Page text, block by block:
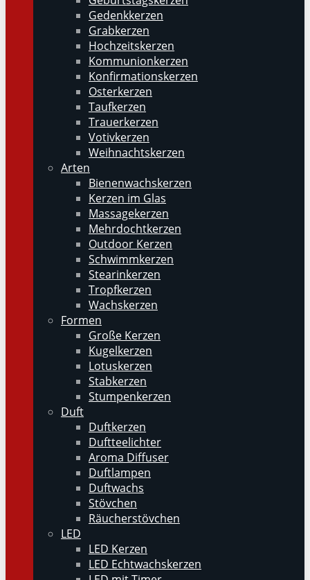
Gedenkkerzen
Grabkerzen
Hochzeitskerzen
Kommunionkerzen
Konfirmationskerzen
Osterkerzen
Taufkerzen
Trauerkerzen
Votivkerzen
Weihnachtskerzen
Arten
Bienenwachskerzen
Kerzen im Glas
Massagekerzen
Mehrdochtkerzen
Outdoor Kerzen
Schwimmkerzen
Stearinkerzen
Tropfkerzen
Wachskerzen
Formen
Große Kerzen
Kugelkerzen
Lotuskerzen
Stabkerzen
Stumpenkerzen
Duft
Duftkerzen
Duftteelichter
Aroma Diffuser
Duftlampen
Duftwachs
Stövchen
Räucherstövchen
LED
LED Kerzen
LED Echtwachskerzen